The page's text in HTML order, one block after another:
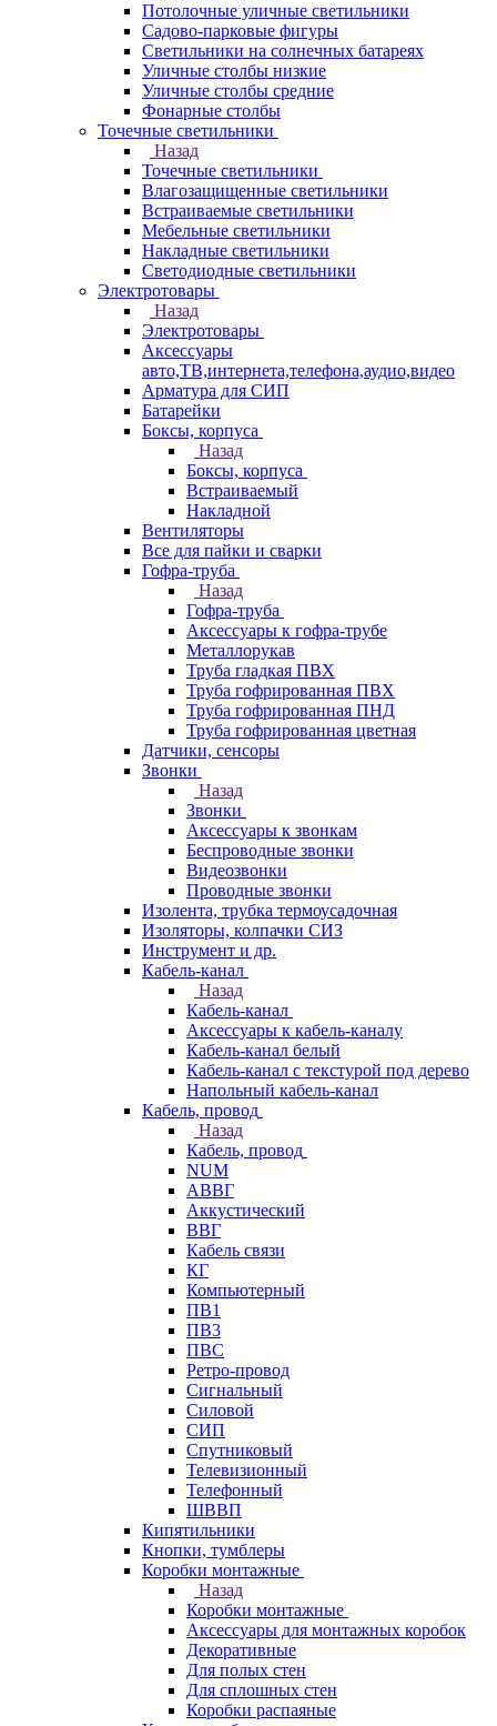
Потолочные уличные светильники
Садово-парковые фигуры
Светильники на солнечных батареях
Уличные столбы низкие
Уличные столбы средние
Фонарные столбы
Точечные светильники
Назад
Точечные светильники
Влагозащищенные светильники
Встраиваемые светильники
Мебельные светильники
Накладные светильники
Светодиодные светильники
Электротовары
Назад
Электротовары
Аксессуары
авто,ТВ,интернета,телефона,аудио,видео
Арматура для СИП
Батарейки
Боксы, корпуса
Назад
Боксы, корпуса
Встраиваемый
Накладной
Вентиляторы
Все для пайки и сварки
Гофра-труба
Назад
Гофра-труба
Аксессуары к гофра-трубе
Металлорукав
Труба гладкая ПВХ
Труба гофрированная ПВХ
Труба гофрированная ПНД
Труба гофрированная цветная
Датчики, сенсоры
Звонки
Назад
Звонки
Аксессуары к звонкам
Беспроводные звонки
Видеозвонки
Проводные звонки
Изолента, трубка термоусадочная
Изоляторы, колпачки СИЗ
Инструмент и др.
Кабель-канал
Назад
Кабель-канал
Аксессуары к кабель-каналу
Кабель-канал белый
Кабель-канал с текстурой под дерево
Напольный кабель-канал
Кабель, провод
Назад
Кабель, провод
NUM
АВВГ
Аккустический
ВВГ
Кабель связи
КГ
Компьютерный
ПВ1
ПВ3
ПВС
Ретро-провод
Сигнальный
Силовой
СИП
Спутниковый
Телевизионный
Телефонный
ШВВП
Кипятильники
Кнопки, тумблеры
Коробки монтажные
Назад
Коробки монтажные
Аксессуары для монтажных коробок
Декоративные
Для полых стен
Для сплошных стен
Коробки распаяные